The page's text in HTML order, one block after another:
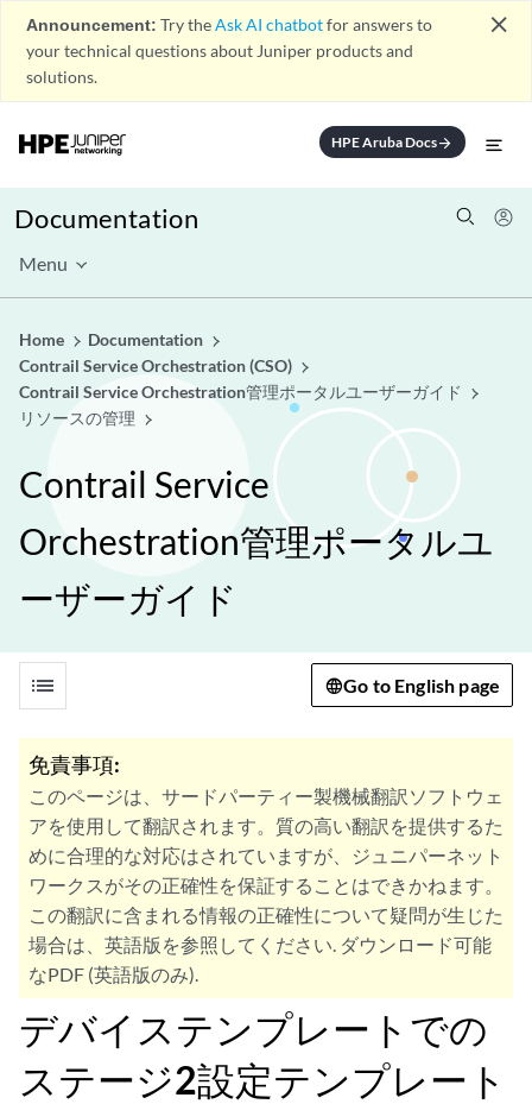
Announcement: Try theAsk AI chatbotfor answers to
your technical questions about Juniper products and
solutions.
close
HPE Aruba Docsarrow_forward
Documentation
Menu
Home
Documentation
Contrail Service Orchestration (CSO)
Contrail Service Orchestration管理ポータルユーザーガイド
リソースの管理
Contrail Service
Orchestration管理ポータルユ
ーザーガイド
list Go to English page
免責事項:
このページは、サードパーティー製機械翻訳ソフトウェ
アを使用して翻訳されます。質の高い翻訳を提供するた
めに合理的な対応はされていますが、ジュニパーネット
ワークスがその正確性を保証することはできかねます。
この翻訳に含まれる情報の正確性について疑問が生じた
場合は、英語版を参照してください. ダウンロード可能
なPDF (英語版のみ).
デバイステンプレートでの
ステージ2設定テンプレート